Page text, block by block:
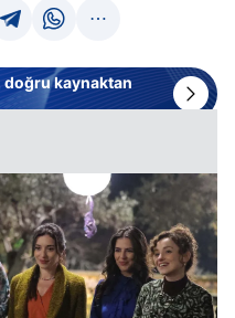
doğru kaynaktan